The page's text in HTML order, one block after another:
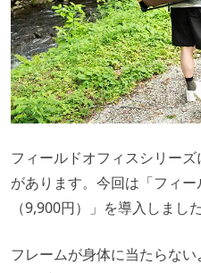
フィールドオフィスシリー
があります。今回は「フィ
（9,900円）」を導入しました
フレームが身体に当たらな